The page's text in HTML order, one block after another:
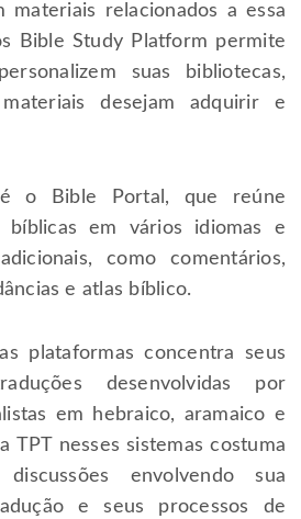
materiais relacionados a essa
Bible Study Platform permite
suas bibliotecas,
desejam adquirir e
o Bible Portal, que reúne
bíblicas em vários idiomas e
como comentários,
e atlas bíblico.
plataformas concentra seus
desenvolvidas por
em hebraico, aramaico e
TPT nesses sistemas costuma
envolvendo sua
e seus processos de